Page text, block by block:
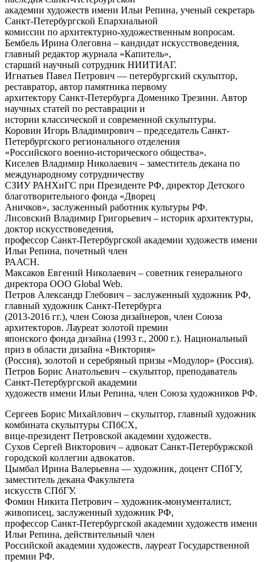
академии художеств имени Ильи Репина, ученый секретарь
Санкт-Петербургской Епархиальной
комиссии по архитектурно-художественным вопросам.
Бембель Ирина Олеговна – кандидат искусствоведения,
главный редактор журнала «Капитель»,
старший научный сотрудник НИИТИАГ.
Игнатьев Павел Петрович — петербургский скульптор,
реставратор, автор памятника первому
архитектору Санкт-Петербурга Доменико Трезини. Автор
научных статей по реставрации и
истории классической и современной скульптуры.
Коровин Игорь Владимирович – председатель Санкт-
Петербургского регионального отделения
«Российского военно-исторического общества».
Киселев Владимир Николаевич – заместитель декана по
международному сотрудничеству
СЗИУ РАНХиГС при Президенте РФ, директор Детского
благотворительного фонда «Дворец
Аничков», заслуженный работник культуры РФ.
Лисовский Владимир Григорьевич – историк архитектуры,
доктор искусствоведения,
профессор Санкт-Петербургской академии художеств имени
Ильи Репина, почетный член
РААСН.
Максаков Евгений Николаевич – советник генерального
директора ООО Global Web.
Петров Александр Глебович – заслуженный художник РФ,
главный художник Санкт-Петербурга
(2013-2016 гг.), член Союза дизайнеров, член Союза
архитекторов. Лауреат золотой премии
японского фонда дизайна (1993 г., 2000 г.). Национальный
приз в области дизайна «Виктория»
(Россия), золотой и серебряный призы «Модулор» (Россия).
Петров Борис Анатольевич – скульптор, преподаватель
Санкт-Петербургской академии
художеств имени Ильи Репина, член Союза художников РФ.
Сергеев Борис Михайлович – скульптор, главный художник
комбината скульптуры СПбСХ,
вице-президент Петровской академии художеств.
Сухов Сергей Викторович – адвокат Санкт-Петербуржской
городской коллегии адвокатов.
Цымбал Ирина Валерьевна — художник, доцент СПбГУ,
заместитель декана Факультета
искусств СПбГУ.
Фомин Никита Петрович – художник-монументалист,
живописец, заслуженный художник РФ,
профессор Санкт-Петербургской академии художеств имени
Ильи Репина, действительный член
Российской академии художеств, лауреат Государственной
премии РФ.